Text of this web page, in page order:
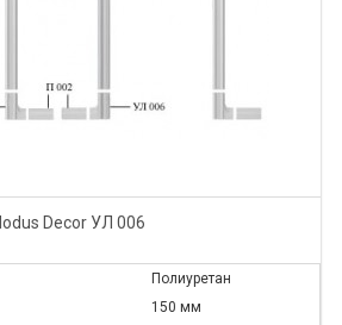
Decor УЛ 006
Полиуретан
150 мм